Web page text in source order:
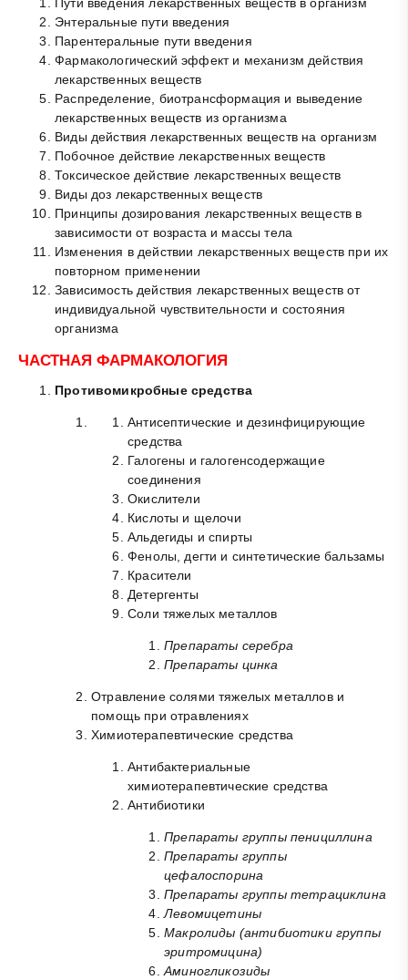
Пути введения лекарственных веществ в организм
Энтеральные пути введения
Парентеральные пути введения
Фармакологический эффект и механизм действия
лекарственных веществ
Распределение, биотрансформация и выведение
лекарственных веществ из организма
Виды действия лекарственных веществ на организм
Побочное действие лекарственных веществ
Токсическое действие лекарственных веществ
Виды доз лекарственных веществ
Принципы дозирования лекарственных веществ в
зависимости от возраста и массы тела
Изменения в действии лекарственных веществ при их
повторном применении
Зависимость действия лекарственных веществ от
индивидуальной чувствительности и состояния
организма
ЧАСТНАЯ ФАРМАКОЛОГИЯ
Противомикробные средства
Антисептические и дезинфицирующие
средства
Галогены и галогенсодержащие
соединения
Окислители
Кислоты и щелочи
Альдегиды и спирты
Фенолы, дегти и синтетические бальзамы
Красители
Детергенты
Соли тяжелых металлов
Препараты серебра
Препараты цинка
Отравление солями тяжелых металлов и
помощь при отравлениях
Химиотерапевтические средства
Антибактериальные
химиотерапевтические средства
Антибиотики
Препараты группы пенициллина
Препараты группы
цефалоспорина
Препараты группы тетрациклина
Левомицетины
Макролиды (антибиотики группы
эритромицина)
Аминогликозиды